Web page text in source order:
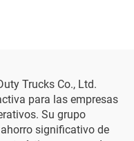
Trucks Co., Ltd.
para las empresas
Su grupo
significativo de